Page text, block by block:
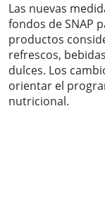
Las nuevas
fondos de SNAP
productos
refrescos,
dulces. Los
orientar el
nutricional.